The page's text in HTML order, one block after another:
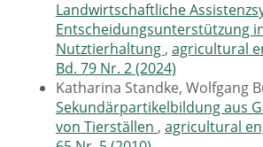
Landwirtschaftliche
Entscheidungsunterstützung
Nutztierhaltung , agricultural
Bd. 79 Nr. 2 (2024)
Katharina Standke, Wolfgang
Sekundärpartikelbildung aus
von Tierställen , agricultural